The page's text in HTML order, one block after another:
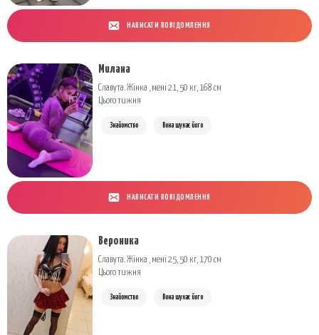
НАПИСАТИ ПОВІДОМЛЕННЯ
Милана
Славута. Жінка , мені 21, 50 кг, 168 см
Цього тижня
Знайомство Вона шукає його
НАПИСАТИ ПОВІДОМЛЕННЯ
Вероника
Славута. Жінка , мені 25, 50 кг, 170 см
Цього тижня
Знайомство Вона шукає його